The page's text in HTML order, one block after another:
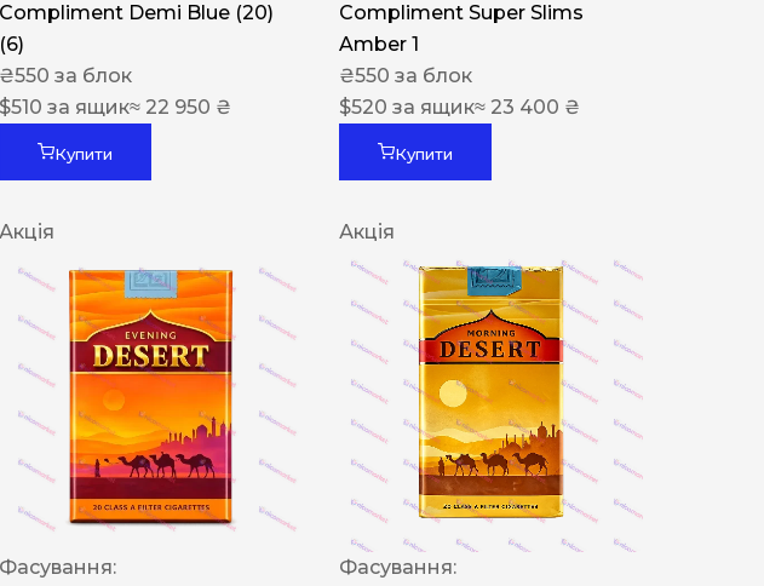
Compliment Demi Blue (20)
(6)
₴550 за блок
$510 за ящик≈ 22 950 ₴
Купити
Compliment Super Slims
Amber 1
₴550 за блок
$520 за ящик≈ 23 400 ₴
Купити
Акція
Фасування:
Акція
Фасування: